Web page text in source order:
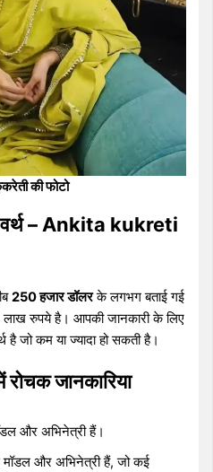
की फोटो
वर्थ – Ankita kukreti
250 हजार डॉलरके लगभग बताई गई
रुपये है। आपकी जानकारी के लिए
जो कम या ज्यादा हो सकती है।
जानकारिया
और अभिनेत्री हैं।
और अभिनेत्री हैं, जो कई